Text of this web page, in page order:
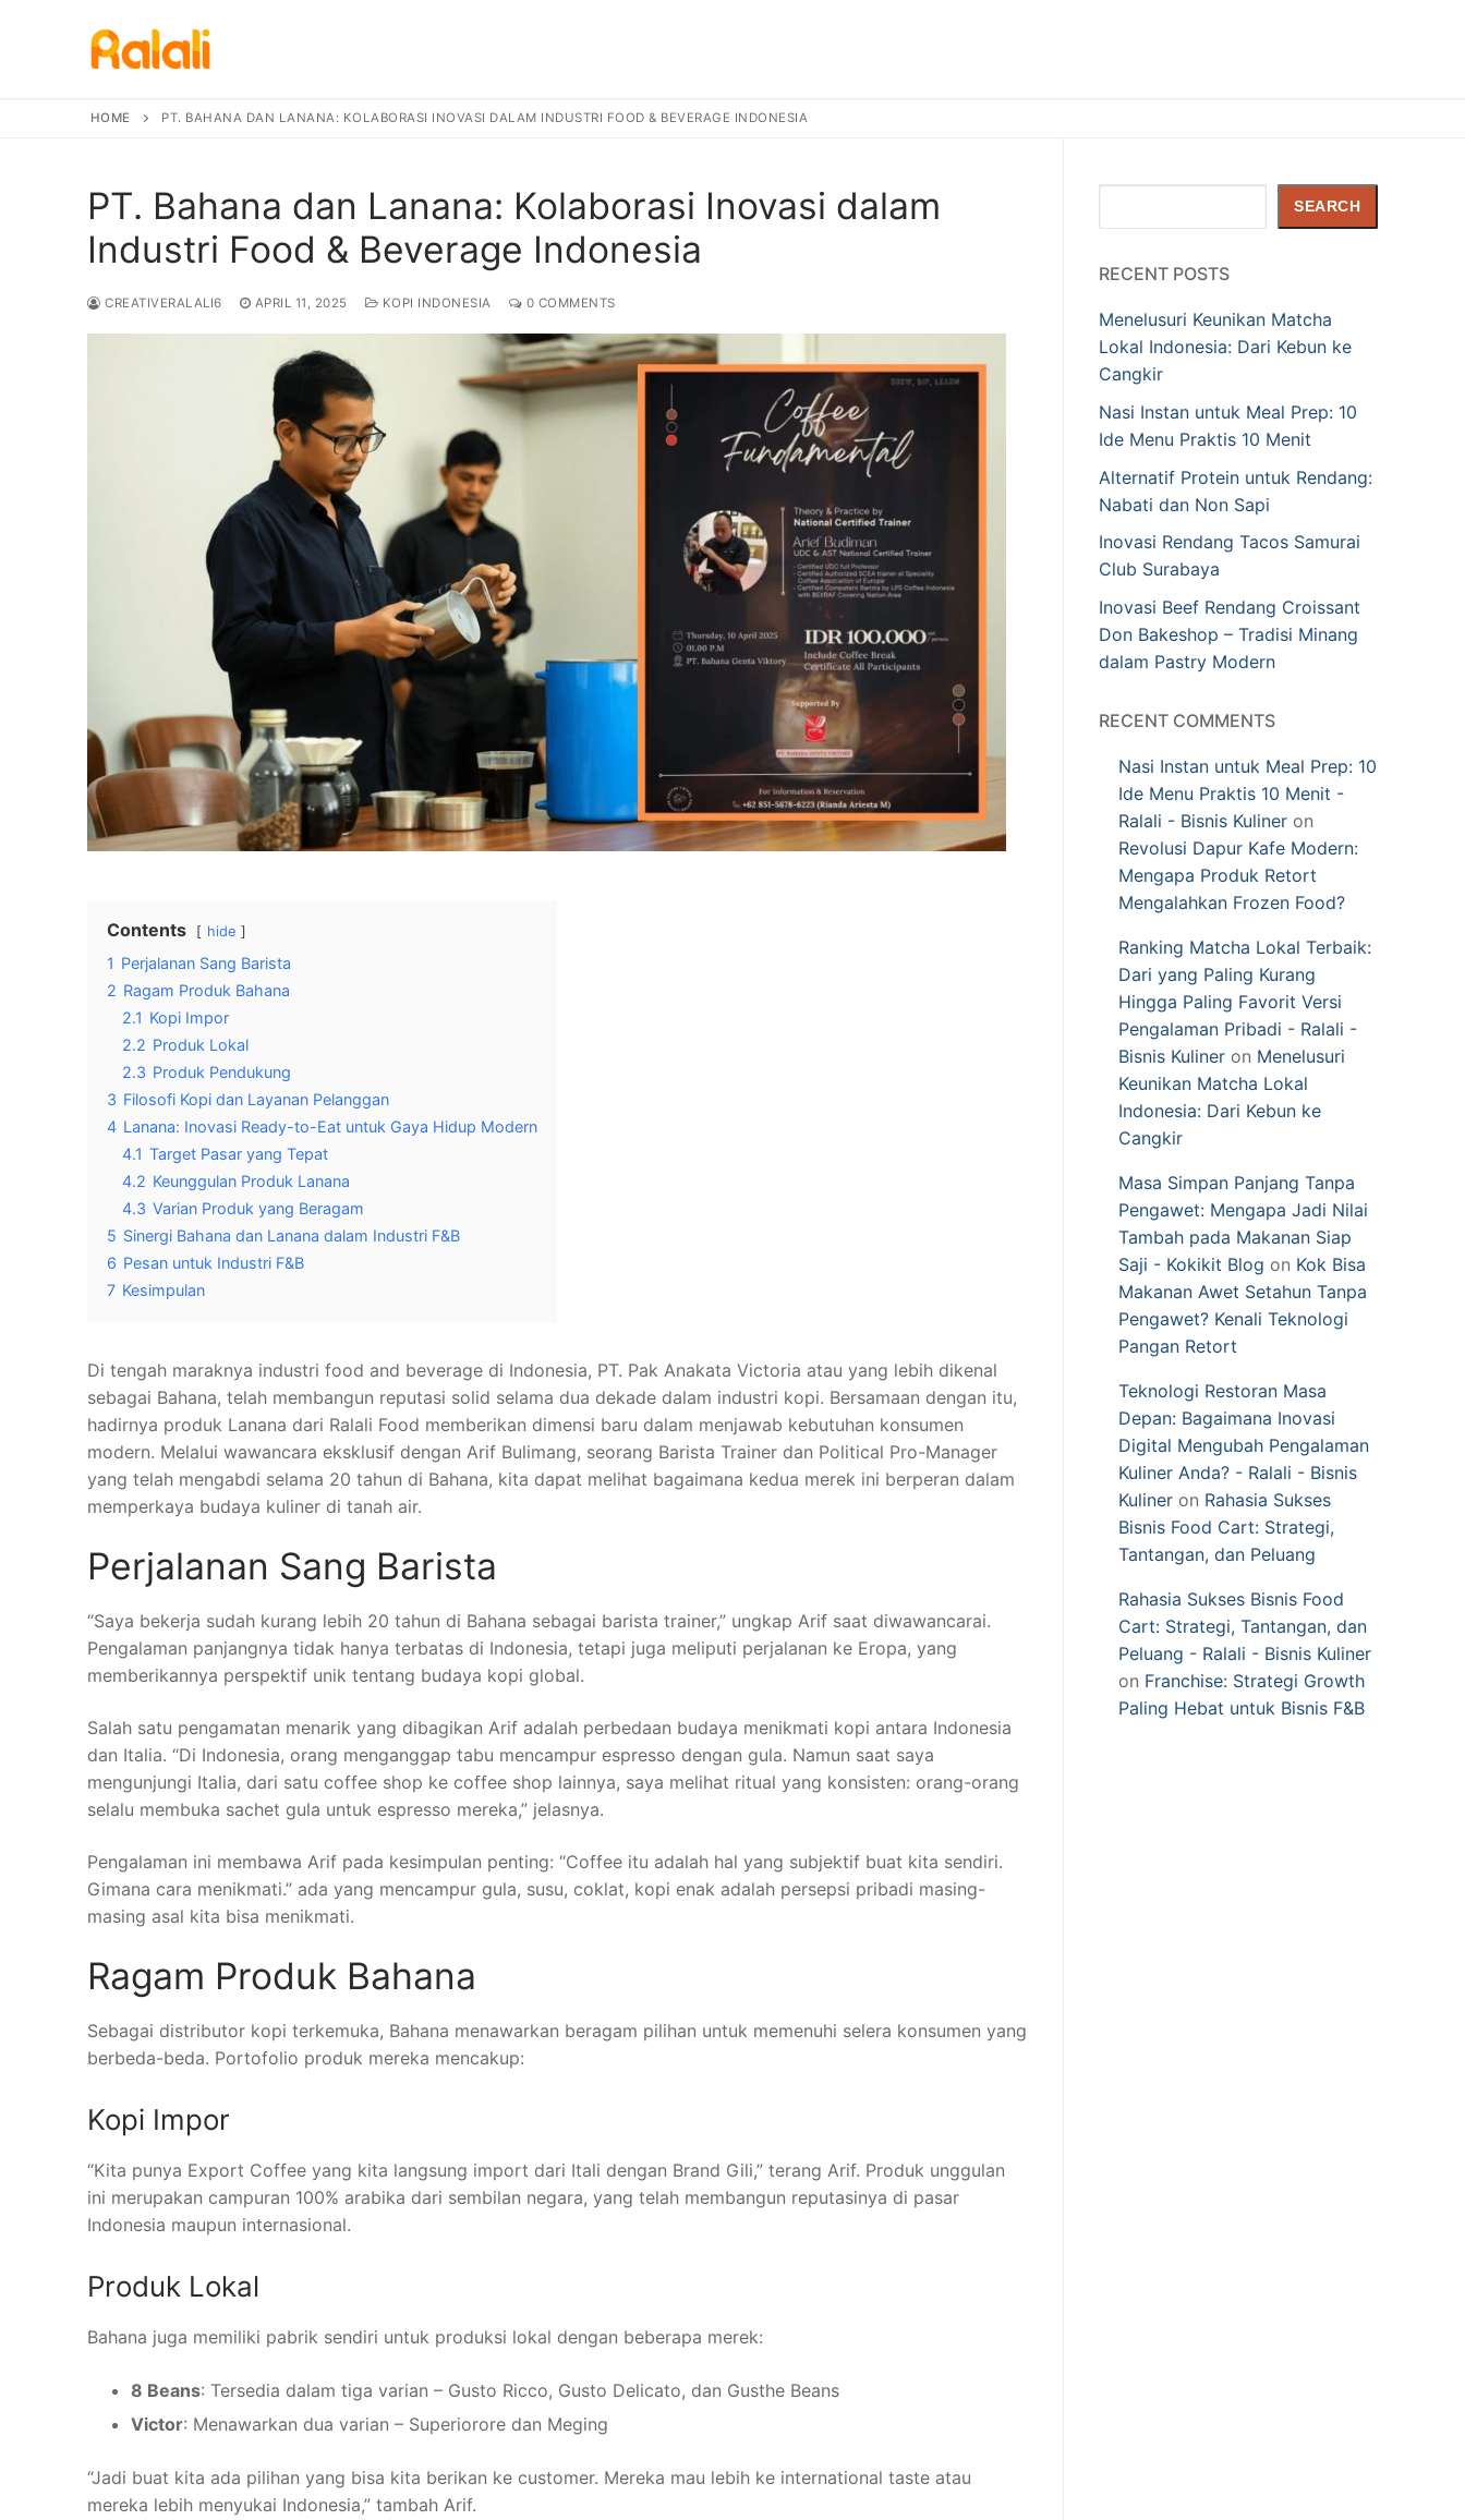
HOME PT. BAHANA DAN LANANA: KOLABORASI INOVASI DALAM INDUSTRI FOOD & BEVERAGE INDONESIA
PT. Bahana dan Lanana: Kolaborasi Inovasi dalam
Industri Food & Beverage Indonesia
CREATIVERALALI6 APRIL 11, 2025 KOPI INDONESIA 0 COMMENTS
Contents hide
1 Perjalanan Sang Barista
2 Ragam Produk Bahana
2.1 Kopi Impor
2.2 Produk Lokal
2.3 Produk Pendukung
3 Filosofi Kopi dan Layanan Pelanggan
4 Lanana: Inovasi Ready-to-Eat untuk Gaya Hidup Modern
4.1 Target Pasar yang Tepat
4.2 Keunggulan Produk Lanana
4.3 Varian Produk yang Beragam
5 Sinergi Bahana dan Lanana dalam Industri F&B
6 Pesan untuk Industri F&B
7 Kesimpulan
Di tengah maraknya industri food and beverage di Indonesia, PT. Pak Anakata Victoria atau yang lebih dikenal
sebagai Bahana, telah membangun reputasi solid selama dua dekade dalam industri kopi. Bersamaan dengan itu,
hadirnya produk Lanana dari Ralali Food memberikan dimensi baru dalam menjawab kebutuhan konsumen
modern. Melalui wawancara eksklusif dengan Arif Bulimang, seorang Barista Trainer dan Political Pro-Manager
yang telah mengabdi selama 20 tahun di Bahana, kita dapat melihat bagaimana kedua merek ini berperan dalam
memperkaya budaya kuliner di tanah air.
Perjalanan Sang Barista
“Saya bekerja sudah kurang lebih 20 tahun di Bahana sebagai barista trainer,” ungkap Arif saat diwawancarai.
Pengalaman panjangnya tidak hanya terbatas di Indonesia, tetapi juga meliputi perjalanan ke Eropa, yang
memberikannya perspektif unik tentang budaya kopi global.
Salah satu pengamatan menarik yang dibagikan Arif adalah perbedaan budaya menikmati kopi antara Indonesia
dan Italia. “Di Indonesia, orang menganggap tabu mencampur espresso dengan gula. Namun saat saya
mengunjungi Italia, dari satu coffee shop ke coffee shop lainnya, saya melihat ritual yang konsisten: orang-orang
selalu membuka sachet gula untuk espresso mereka,” jelasnya.
Pengalaman ini membawa Arif pada kesimpulan penting: “Coffee itu adalah hal yang subjektif buat kita sendiri.
Gimana cara menikmati.” ada yang mencampur gula, susu, coklat, kopi enak adalah persepsi pribadi masing-
masing asal kita bisa menikmati.
Ragam Produk Bahana
Sebagai distributor kopi terkemuka, Bahana menawarkan beragam pilihan untuk memenuhi selera konsumen yang
berbeda-beda. Portofolio produk mereka mencakup:
Kopi Impor
“Kita punya Export Coffee yang kita langsung import dari Itali dengan Brand Gili,” terang Arif. Produk unggulan
ini merupakan campuran 100% arabika dari sembilan negara, yang telah membangun reputasinya di pasar
Indonesia maupun internasional.
Produk Lokal
Bahana juga memiliki pabrik sendiri untuk produksi lokal dengan beberapa merek:
8 Beans: Tersedia dalam tiga varian – Gusto Ricco, Gusto Delicato, dan Gusthe Beans
Victor: Menawarkan dua varian – Superiorore dan Meging
“Jadi buat kita ada pilihan yang bisa kita berikan ke customer. Mereka mau lebih ke international taste atau
mereka lebih menyukai Indonesia,” tambah Arif.
SEARCH
RECENT POSTS
Menelusuri Keunikan Matcha
Lokal Indonesia: Dari Kebun ke
Cangkir
Nasi Instan untuk Meal Prep: 10
Ide Menu Praktis 10 Menit
Alternatif Protein untuk Rendang:
Nabati dan Non Sapi
Inovasi Rendang Tacos Samurai
Club Surabaya
Inovasi Beef Rendang Croissant
Don Bakeshop – Tradisi Minang
dalam Pastry Modern
RECENT COMMENTS
Nasi Instan untuk Meal Prep: 10
Ide Menu Praktis 10 Menit -
Ralali - Bisnis Kuliner on
Revolusi Dapur Kafe Modern:
Mengapa Produk Retort
Mengalahkan Frozen Food?
Ranking Matcha Lokal Terbaik:
Dari yang Paling Kurang
Hingga Paling Favorit Versi
Pengalaman Pribadi - Ralali -
Bisnis Kuliner on Menelusuri
Keunikan Matcha Lokal
Indonesia: Dari Kebun ke
Cangkir
Masa Simpan Panjang Tanpa
Pengawet: Mengapa Jadi Nilai
Tambah pada Makanan Siap
Saji - Kokikit Blog on Kok Bisa
Makanan Awet Setahun Tanpa
Pengawet? Kenali Teknologi
Pangan Retort
Teknologi Restoran Masa
Depan: Bagaimana Inovasi
Digital Mengubah Pengalaman
Kuliner Anda? - Ralali - Bisnis
Kuliner on Rahasia Sukses
Bisnis Food Cart: Strategi,
Tantangan, dan Peluang
Rahasia Sukses Bisnis Food
Cart: Strategi, Tantangan, dan
Peluang - Ralali - Bisnis Kuliner
on Franchise: Strategi Growth
Paling Hebat untuk Bisnis F&B